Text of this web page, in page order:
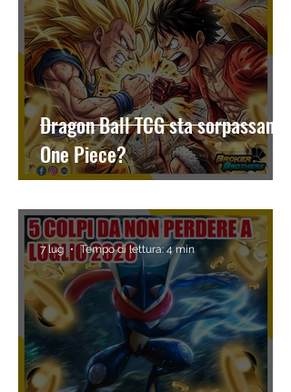
Dragon Ball TCG sta sorpassando
One Piece?
7 lug Tempo di lettura: 4 min